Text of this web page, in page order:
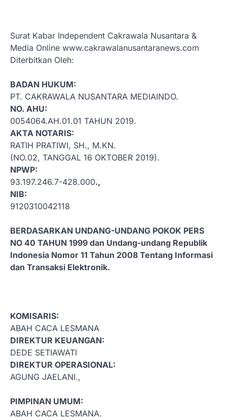
Surat Kabar Independent Cakrawala Nusantara &
Media Online www.cakrawalanusantaranews.com
Diterbitkan Oleh:
BADAN HUKUM:
PT. CAKRAWALA NUSANTARA MEDIAINDO.
NO. AHU:
0054064.AH.01.01 TAHUN 2019.
AKTA NOTARIS:
RATIH PRATIWI, SH., M.KN.
(NO.02, TANGGAL 16 OKTOBER 2019).
NPWP:
93.197.246.7-428.000.,
NIB:
9120310042118
BERDASARKAN UNDANG-UNDANG POKOK PERS
NO 40 TAHUN 1999 dan Undang-undang Republik
Indonesia Nomor 11 Tahun 2008 Tentang Informasi
dan Transaksi Elektronik.
KOMISARIS:
ABAH CACA LESMANA
DIREKTUR KEUANGAN:
DEDE SETIAWATI
DIREKTUR OPERASIONAL:
AGUNG JAELANI.,
PIMPINAN UMUM:
ABAH CACA LESMANA.